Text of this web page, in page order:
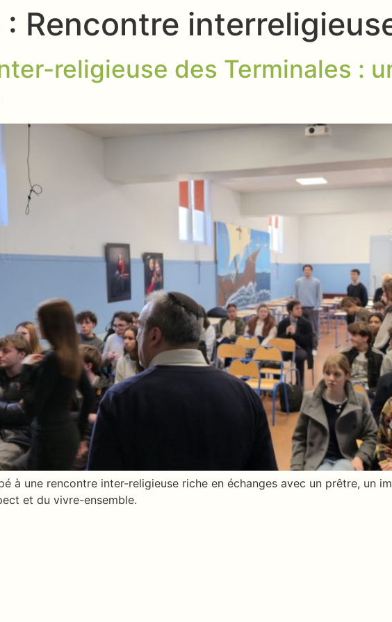
Rencontre
religieuse des Terminales :
à une rencontre inter-religieuse riche en échanges avec un prêtre, un
et du vivre-ensemble.